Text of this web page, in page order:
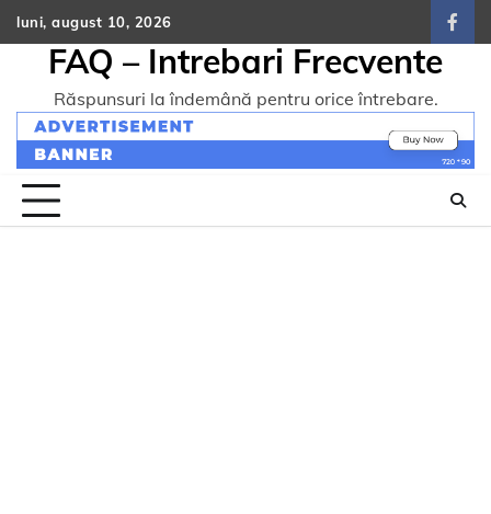
Skip
to
content
luni, august 10, 2026
FAQ – Intrebari Frecvente
Răspunsuri la îndemână pentru orice întrebare.